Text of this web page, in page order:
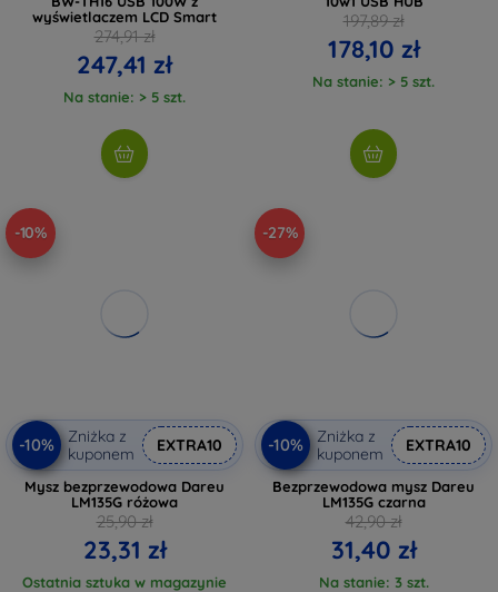
wyświetlaczem LCD Smart
274,91 zł
247,41 zł
Na stanie: > 5 szt.
197,89 zł
178,10 zł
Na stanie: > 5 szt.
-10%
-10%
Zniżka z
kuponem
EXTRA10
Mysz bezprzewodowa Dareu
LM135G różowa
25,90 zł
23,31 zł
Ostatnia sztuka w magazynie
-27%
-10%
Zniżka z
kuponem
EXTRA10
Bezprzewodowa mysz Dareu
LM135G czarna
42,90 zł
31,40 zł
Na stanie: 3 szt.